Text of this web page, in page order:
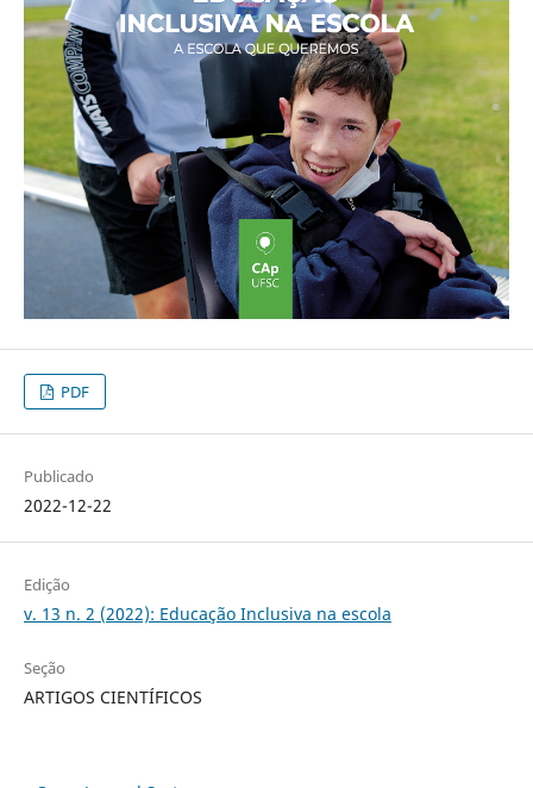
PDF
Publicado
2022-12-22
Edição
v. 13 n. 2 (2022): Educação Inclusiva na escola
Seção
ARTIGOS CIENTÍFICOS